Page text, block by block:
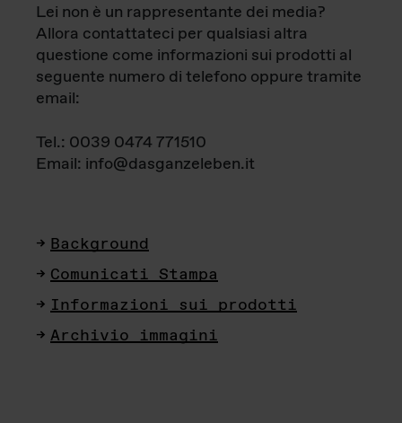
Lei non è un rappresentante dei media?
Allora contattateci per qualsiasi altra
questione come informazioni sui prodotti al
seguente numero di telefono oppure tramite
email:
Tel.: 0039 0474 771510
Email: info@dasganzeleben.it
Background
Comunicati Stampa
Informazioni sui prodotti
Archivio immagini